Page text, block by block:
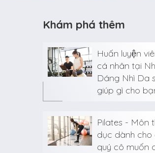
Khám phá thêm
Huấn luyện
cá nhân tại
Dáng Nhì Da
giúp gì cho
Pilates - Môn
dục dành cho
quý cô muốn